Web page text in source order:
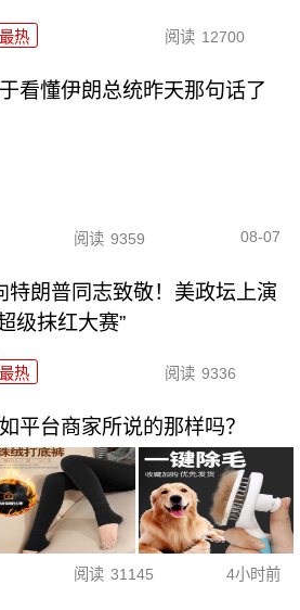
最热 阅读 12700
看懂伊朗总统昨天那句话了
阅读 9359 08-07
特朗普同志致敬！美政坛上演
级抹红大赛”
最热 阅读 9336
平台商家所说的那样吗？
阅读 31145 4小时前